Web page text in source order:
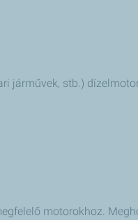
járművek, stb.)
motorokhoz.